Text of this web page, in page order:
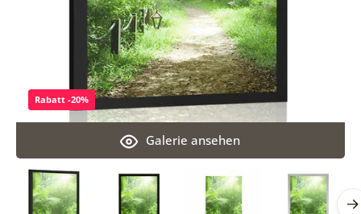
Galerie ansehen
Rabatt -20%